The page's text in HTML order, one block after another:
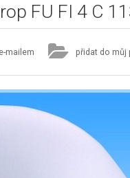
FU FI 4 C
mailem přidat do můj